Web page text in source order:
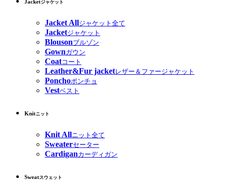
Jacketジャケット
Jacket Allジャケット全て
Jacketジャケット
Blousonブルゾン
Gownガウン
Coatコート
Leather&Fur jacketレザー＆ファージャケット
Ponchoポンチョ
Vestベスト
Knitニット
Knit Allニット全て
Sweaterセーター
Cardiganカーディガン
Sweatスウェット